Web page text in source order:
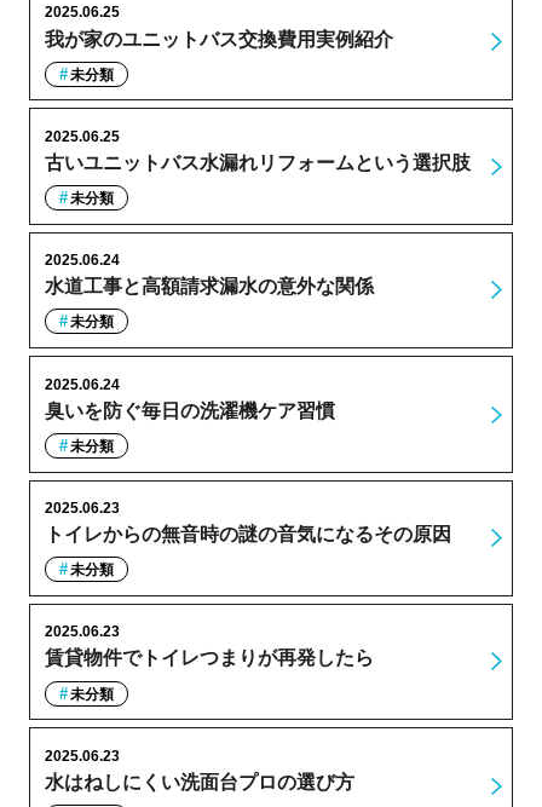
我が家のユニットバス交換費用実例紹介
2025.06.25
未分類
古いユニットバス水漏れリフォームという選択肢
2025.06.25
未分類
水道工事と高額請求漏水の意外な関係
2025.06.24
未分類
臭いを防ぐ毎日の洗濯機ケア習慣
2025.06.24
未分類
トイレからの無音時の謎の音気になるその原因
2025.06.23
未分類
賃貸物件でトイレつまりが再発したら
2025.06.23
未分類
水はねしにくい洗面台プロの選び方
2025.06.23